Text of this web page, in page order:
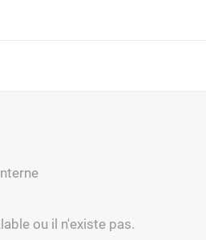
ou il n'existe pas.